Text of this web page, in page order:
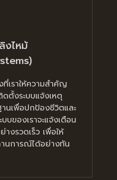
งไหม้
เราให้ความสำคัญ
ดตั้งระบบแจ้งเหตุ
นเพื่อปกป้องชีวิตและ
ของเราจะแจ้งเตือน
างรวดเร็ว เพื่อให้
นการณ์ได้อย่างทัน